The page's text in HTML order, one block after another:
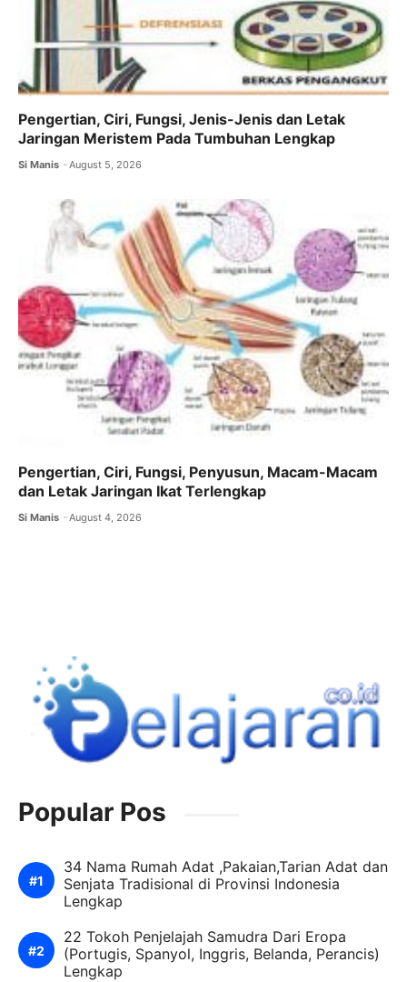
Pengertian, Ciri, Fungsi, Jenis-Jenis dan Letak
Jaringan Meristem Pada Tumbuhan Lengkap
Si Manis August 5, 2026
Pengertian, Ciri, Fungsi, Penyusun, Macam-Macam
dan Letak Jaringan Ikat Terlengkap
Si Manis August 4, 2026
Popular Pos
34 Nama Rumah Adat ,Pakaian,Tarian Adat dan
Senjata Tradisional di Provinsi Indonesia
Lengkap
22 Tokoh Penjelajah Samudra Dari Eropa
(Portugis, Spanyol, Inggris, Belanda, Perancis)
Lengkap